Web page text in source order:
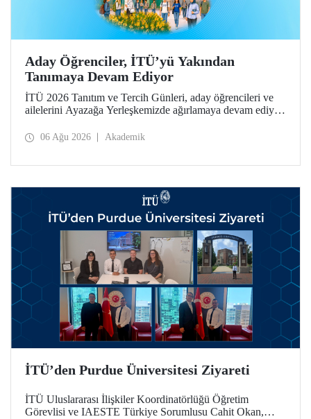
Aday Öğrenciler, İTÜ’yü Yakından
Tanımaya Devam Ediyor
İTÜ 2026 Tanıtım ve Tercih Günleri, aday öğrencileri ve
ailelerini Ayazağa Yerleşkemizde ağırlamaya devam ediyor.
ilgili fakülte ve birimler adaylara bilgi vermeye devam
06 Ağu 2026 Akademik
İTÜ’den Purdue Üniversitesi Ziyareti
İTÜ Uluslararası İlişkiler Koordinatörlüğü Öğretim
Görevlisi ve IAESTE Türkiye Sorumlusu Cahit Okan,